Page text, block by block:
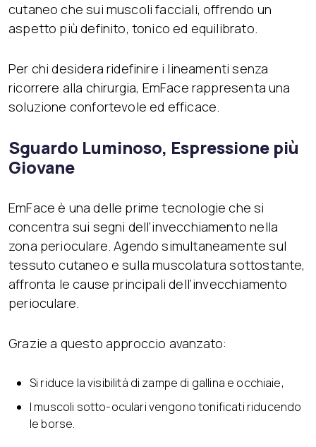
cutaneo che sui muscoli facciali, offrendo un
aspetto più definito, tonico ed equilibrato.
Per chi desidera ridefinire i lineamenti senza
ricorrere alla chirurgia, EmFace rappresenta una
soluzione confortevole ed efficace.
Sguardo Luminoso, Espressione più
Giovane
EmFace è una delle prime tecnologie che si
concentra sui segni dell’invecchiamento nella
zona perioculare. Agendo simultaneamente sul
tessuto cutaneo e sulla muscolatura sottostante,
affronta le cause principali dell’invecchiamento
perioculare.
Grazie a questo approccio avanzato:
Si riduce la visibilità di zampe di gallina e occhiaie,
I muscoli sotto-oculari vengono tonificati riducendo
le borse.